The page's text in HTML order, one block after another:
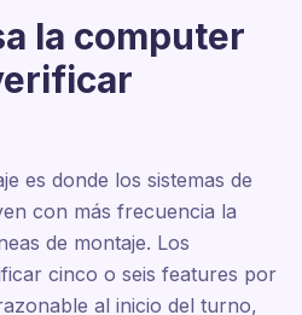
la computer
es donde los sistemas de
con más frecuencia la
de montaje. Los
cinco o seis features por
al inicio del turno,